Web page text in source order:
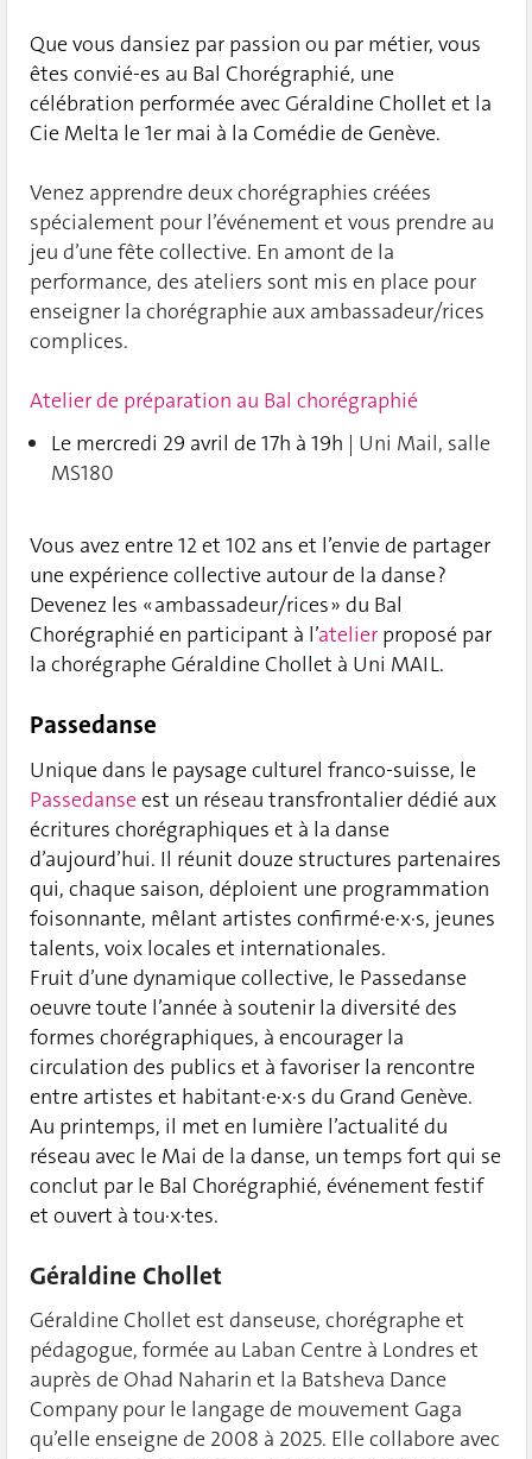
Que vous dansiez par passion ou par métier, vous
êtes convié-es au Bal Chorégraphié, une
célébration performée avec Géraldine Chollet et la
Cie Melta le 1er mai à la Comédie de Genève.
Venez apprendre deux chorégraphies créées
spécialement pour l’événement et vous prendre au
jeu d’une fête collective. En amont de la
performance, des ateliers sont mis en place pour
enseigner la chorégraphie aux ambassadeur/rices
complices.
Atelier de préparation au Bal chorégraphié
Le mercredi 29 avril de 17h à 19h | Uni Mail, salle
MS180
Vous avez entre 12 et 102 ans et l’envie de partager
une expérience collective autour de la danse ?
Devenez les « ambassadeur/rices » du Bal
Chorégraphié en participant à l’atelier proposé par
la chorégraphe Géraldine Chollet à Uni MAIL.
Passedanse
Unique dans le paysage culturel franco-suisse, le
Passedanseest un réseau transfrontalier dédié aux
écritures chorégraphiques et à la danse
d’aujourd’hui. Il réunit douze structures partenaires
qui, chaque saison, déploient une programmation
foisonnante, mêlant artistes confirmé·e·x·s, jeunes
talents, voix locales et internationales.
Fruit d’une dynamique collective, le Passedanse
oeuvre toute l’année à soutenir la diversité des
formes chorégraphiques, à encourager la
circulation des publics et à favoriser la rencontre
entre artistes et habitant·e·x·s du Grand Genève.
Au printemps, il met en lumière l’actualité du
réseau avec le Mai de la danse, un temps fort qui se
conclut par le Bal Chorégraphié, événement festif
et ouvert à tou·x·tes.
Géraldine Chollet
Géraldine Chollet est danseuse, chorégraphe et
pédagogue, formée au Laban Centre à Londres et
auprès de Ohad Naharin et la Batsheva Dance
Company pour le langage de mouvement Gaga
qu’elle enseigne de 2008 à 2025. Elle collabore avec